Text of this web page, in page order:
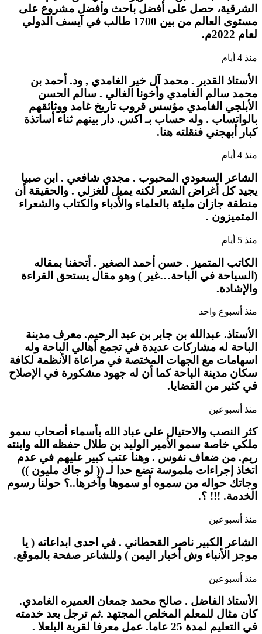
الشرقية، حصل على أفضل باحث وأفضل مشروع على
مستوى العالم من بين 1700 طالب في آيسف الدولي
لعام 2022م.
منذ 4 أيام
الأستاذ القدير . محمد آل خير الغامدي , ود. أحمد بن
محمد سالم الغامدي وأخونا الغالي . سالم الحسن
الأبلجي الغامدي مؤسس قروب تاريخ غامد ووثائقهم
بالواتساب . وله حساب بـ اكس. دار بينهم ثناء أساتذة
كبار أبهجني فنقلته هنا.
منذ 4 أيام
الشاعر السعودي المحبوب . مجدي شافعي . ابن صبيا
يجيد كل أغراض الشعر لكنه يميل للغزلي . والحقيقة أن
منطقة جازان مليئة بالعلماء والأدباء والكتاب والشعراء
المتميزون .
منذ 5 أيام
الكاتب المتميز . حسن أحمد الصغير . أتحفنا بمقاله
(السياحة في الباحة…غير ) وهو مقال يستحق القراءة
والإشادة.
منذ أسبوع واحد
الأستاذ. عبدالله بن جابر بن عبد الرحيم. معرف مدينة
الباحة له مشاركات عديدة في تجمع أهالي الباحة وله
اسهامات مع الجهات المختصة في مراعاة الأنظمة لكافة
سكان مدينة الباحة كما أن له جهود مشكورة في الإصلاح
في كثير من القضايا.
منذ أسبوعين
كثر النصب والاحتيال على عباد الله بأسماء أصحاب سمو
ملكي خاصة سمو الأمير الوليد بن طلال حفظه الله وابنته
ريم. من ضعاف نفوس . وهنا عتب كبير عليهم في عدم
اتخاذ إجراءات ملموسة تضع حدا لـ (( لو جاك مليون ))
وجاتك حواله من سموه أو سموها وآخرها..؟ حولنا رسوم
الخدمة. !!! ؟.
منذ أسبوعين
الشاعر الكبير ناصر القحطاني . في احدى ابداعاته ( يا
موجز الأنباء وش أخبار اليمن ) وللشاعر صفحة بالموقع.
منذ أسبوعين
الأستاذ الفاضل . صالح محمد جمعان العميره الغامدي.
كان مثال للمعلم المخلص المجتهد .ثم ترجل بعد خدمته
في التعليم لمدة 25 عاما. عمل معرفا لقرية البلعلا .